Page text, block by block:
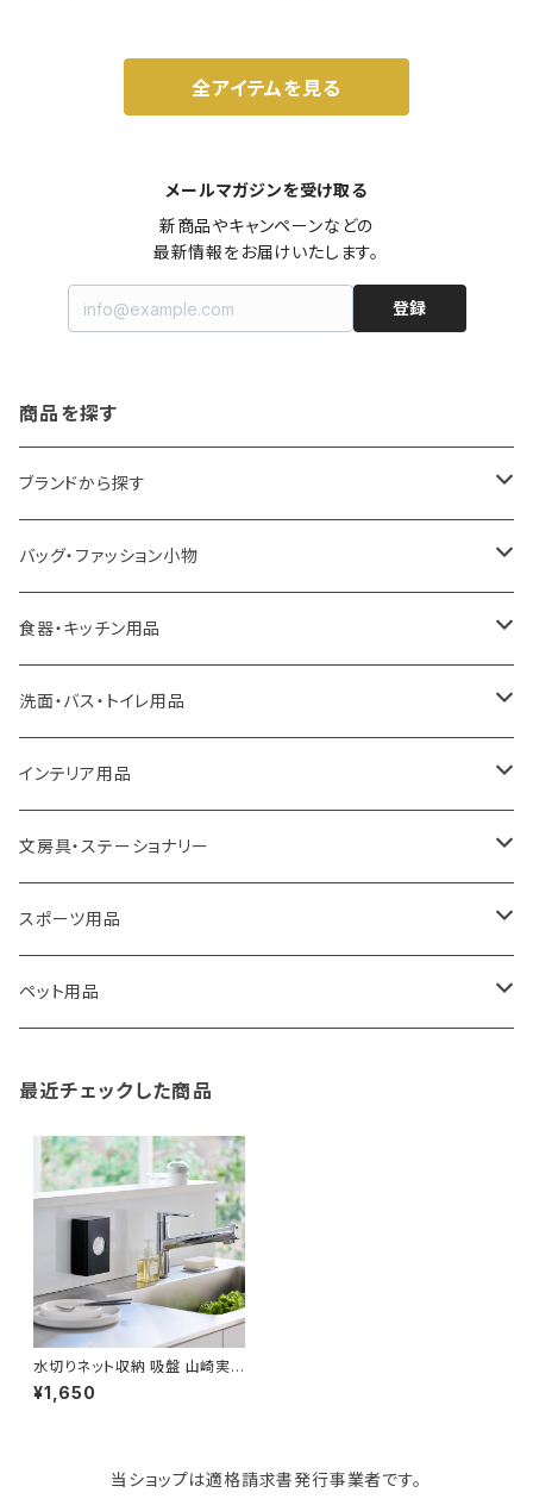
全アイテムを見る
メールマガジンを受け取る
新商品やキャンペーンなどの
最新情報をお届けいたします。
登録
商品を探す
ブランドから探す
LOQI
ideaco
a.depeche
ROOTOTE
100percent
藤田金属
TG
paperblanks
KIND BAG LONDON
tower
バッグ・ファッション小物
エコバッグ
アクセサリー
トートバッグ
保冷バッグ
リュックサック
ショルダーバッグ
スポーツバッグ
パソコンケース
バッグアクセサリー
食器・キッチン用品
キッチンラック
キッチンペーパーホルダー
食器・テーブルウェア
ゴミ箱
収納用品
ソープディスペンサー
調理器具・調理小物
ディッシュラック
洗面・バス・トイレ用品
洗面用品
掃除・洗濯用品
トイレ用品
バス用品
インテリア用品
アイロン台
アクセサリー収納
ウェットティッシュケース
ガーデニング用品
クッション・クッションカバー
玄関収納
文房具・ステーショナリー
筆記具・ペン
ノート
スポーツ用品
卓球用品
ペット用品
猫用グッズ
最近チェックした商品
水切りネット収納 吸盤 山崎実
業 tower タワー フィルムフック
水切りネットホルダー 10467
¥1,650
当ショップは適格請求書発行事業者です。